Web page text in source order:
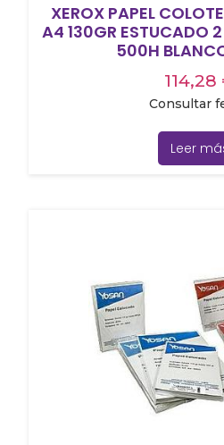
XEROX PAPEL
A4 130GR ESTUCADO
500H
114,28
Consultar
Leer